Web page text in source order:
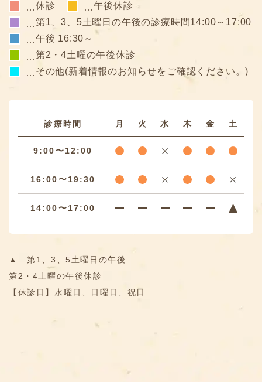
…休診 …午後休診
…第1、3、5土曜日の午後の診療時間14:00～17:00
…午後 16:30～
…第2・4土曜の午後休診
… その他(新着情報のお知らせをご確認ください。)
診療時間 月 火 水 木 金 土
9:00〜12:00
16:00〜19:30
14:00〜17:00
▲…第1、3、5土曜日の午後
第2・4土曜の午後休診
【休診日】水曜日、日曜日、祝日